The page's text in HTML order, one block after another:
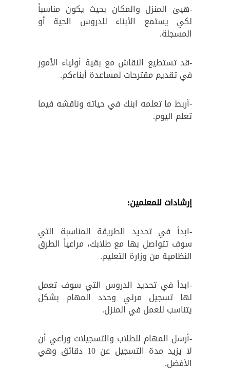
-هيئ المنزل والمكان بحيث يكون مناسباً
لكي يستمع الأبناء للدروس الحية أو
المسجلة.
-قد تستطيع النقاش مع بقية أولياء الأمور
في تقديم مقترحات لمساعدة أبناءكم.
-أربط ما تعلمه ابنك في حياته وناقشه فيما
تعلم اليوم.
إرشادات للمعلمين:
-ابدأ في تحديد الطريقة المناسبة التي
سوف تتواصل بها مع طلابك، مراعياً الطرق
النظامية من وزارة التعليم.
-ابدأ في تحديد الدروس التي سوف تعمل
لها تسجيل مرئي وحدد المهام بشكل
يتناسب للعمل في المنزل.
-أرسل المهام للطلاب والتسجيلات وراعي أن
لا يزيد مدة التسجيل عن 10 دقائق وهي
الأفضل.